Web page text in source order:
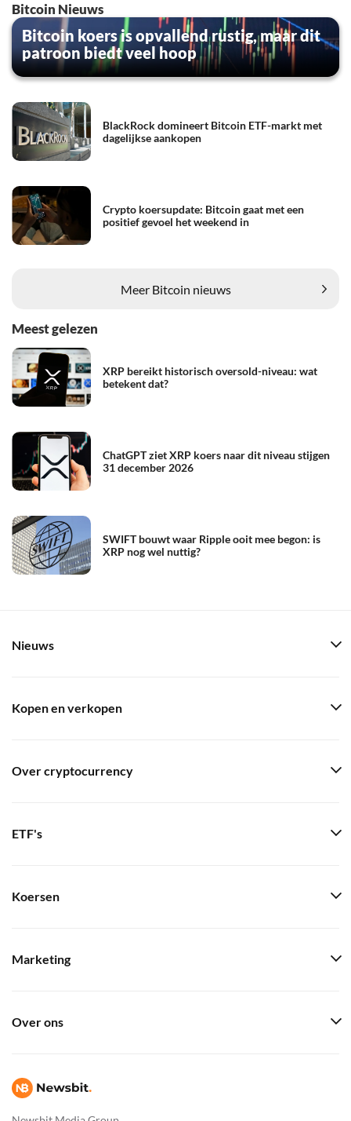
Bitcoin Nieuws
Bitcoin koers is opvallend rustig, maar dit
patroon biedt veel hoop
BlackRock domineert Bitcoin ETF-markt met
dagelijkse aankopen
Crypto koersupdate: Bitcoin gaat met een
positief gevoel het weekend in
Meer Bitcoin nieuws
Meest gelezen
XRP bereikt historisch oversold-niveau: wat
betekent dat?
ChatGPT ziet XRP koers naar dit niveau stijgen
31 december 2026
SWIFT bouwt waar Ripple ooit mee begon: is
XRP nog wel nuttig?
Nieuws
Kopen en verkopen
Over cryptocurrency
ETF's
Koersen
Marketing
Over ons